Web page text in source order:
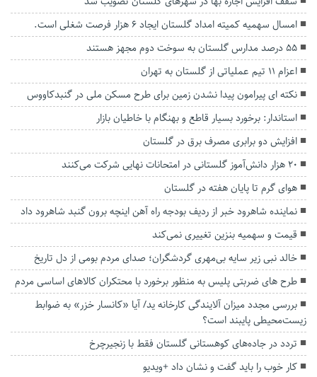
امسال سهمیه کمیته امداد گلستان ایجاد ۶ هزار فرصت شغلی است.
۵۵ درصد مدارس گلستان به سوخت دوم مجهز هستند
اعزام ۱۱ تیم عملیاتی از گلستان به تهران
نکته ای پیرامون پیدا نشدن زمین برای طرح مسکن ملی در گنبدکاووس
استاندار: برخورد بسیار قاطع و بهنگام با خاطیان بازار
افزایش دو برابری مصرف برق در گلستان
۲۰ هزار دانش‌آموز گلستانی در امتحانات نهایی شرکت می‌کنند
هوای گرم تا پایان هفته در گلستان
نماینده شاهرود خبر از ردیف بودجه راه آهن اینچه برون گنبد شاهرود داد
قیمت و سهمیه بنزین تغییری نمی‌کند
خالد نبی زیر سایه بی‌مهری گردشگران؛ صدای مردم بومی از دل تاریخ
طرح های ضربتی پلیس به منظور برخورد با محتکران کالاهای اساسی مردم
بررسی مجدد میزان آلایندگی کارخانه ید/ آیا «کانسار خزر» به ضوابط
زیست‌محیطی پایبند است؟
تردد در جاده‌های کوهستانی گلستان فقط با زنجیرچرخ
کار خوب را باید گفت و نشان داد +ویدیو